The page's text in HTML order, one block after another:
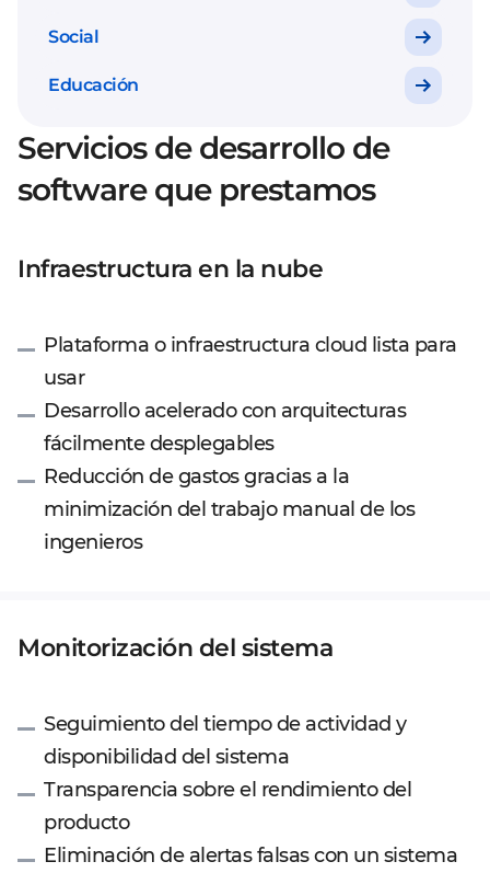
Social
Educación
Servicios de desarrollo de
software que prestamos
Infraestructura en la nube
Plataforma o infraestructura cloud lista para
usar
Desarrollo acelerado con arquitecturas
fácilmente desplegables
Reducción de gastos gracias a la
minimización del trabajo manual de los
ingenieros
Monitorización del sistema
Seguimiento del tiempo de actividad y
disponibilidad del sistema
Transparencia sobre el rendimiento del
producto
Eliminación de alertas falsas con un sistema